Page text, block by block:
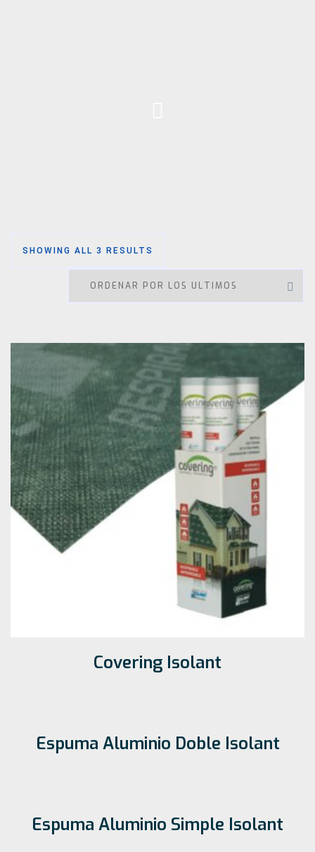
SHOWING ALL 3 RESULTS
Covering Isolant
Espuma Aluminio Doble Isolant
Espuma Aluminio Simple Isolant